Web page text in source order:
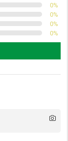
0%
0%
0%
0%